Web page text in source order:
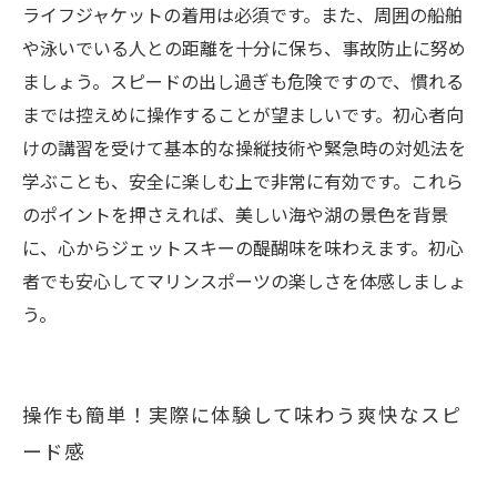
ライフジャケットの着用は必須です。また、周囲の船舶
や泳いでいる人との距離を十分に保ち、事故防止に努め
ましょう。スピードの出し過ぎも危険ですので、慣れる
までは控えめに操作することが望ましいです。初心者向
けの講習を受けて基本的な操縦技術や緊急時の対処法を
学ぶことも、安全に楽しむ上で非常に有効です。これら
のポイントを押さえれば、美しい海や湖の景色を背景
に、心からジェットスキーの醍醐味を味わえます。初心
者でも安心してマリンスポーツの楽しさを体感しましょ
う。
操作も簡単！実際に体験して味わう爽快なスピ
ード感